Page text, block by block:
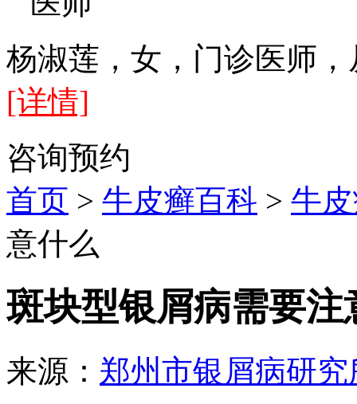
杨淑莲，女，门诊医师
[详情]
咨询预约
首页 > 牛皮癣百科 > 牛
意什么
斑块型银屑病需要注
来源： 郑州市银屑病研究